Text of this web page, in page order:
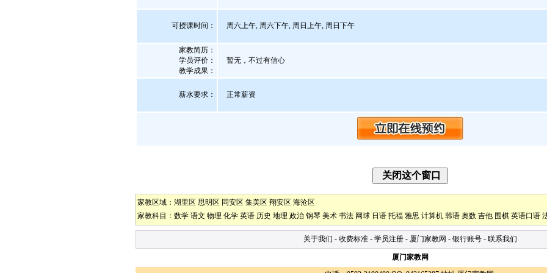
可授课时间： 周六上午, 周六下午, 周日上午, 周日下午
家教简历：
学员评价：
教学成果：
暂无，不过有信心
薪水要求： 正常薪资
家教区域： 湖里区 思明区 同安区 集美区 翔安区 海沧区
家教科目： 数学 语文 物理 化学 英语 历史 地理 政治 钢琴 美术 书法 网球 日语 托福 雅思 计算机 韩语 奥数 吉他 围棋 英语口语
关于我们 - 收费标准 - 学员注册 - 厦门家教网 - 银行账号 - 联系我们
厦门家教网